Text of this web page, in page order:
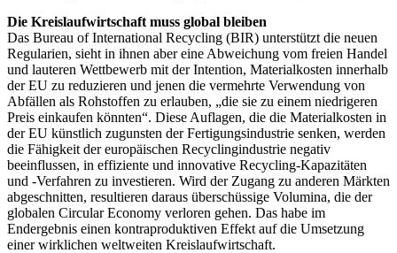
Die Kreislaufwirtschaft muss global bleiben
Das Bureau of International Recycling (BIR) unterstützt die neuen
Regularien, sieht in ihnen aber eine Abweichung vom freien Handel
und lauteren Wettbewerb mit der Intention, Materialkosten innerhalb
der EU zu reduzieren und jenen die vermehrte Verwendung von
Abfällen als Rohstoffen zu erlauben, „die sie zu einem niedrigeren
Preis einkaufen könnten“. Diese Auflagen, die die Materialkosten in
der EU künstlich zugunsten der Fertigungsindustrie senken, werden
die Fähigkeit der europäischen Recyclingindustrie negativ
beeinflussen, in effiziente und innovative Recycling-Kapazitäten
und -Verfahren zu investieren. Wird der Zugang zu anderen Märkten
abgeschnitten, resultieren daraus überschüssige Volumina, die der
globalen Circular Economy verloren gehen. Das habe im
Endergebnis einen kontraproduktiven Effekt auf die Umsetzung
einer wirklichen weltweiten Kreislaufwirtschaft.